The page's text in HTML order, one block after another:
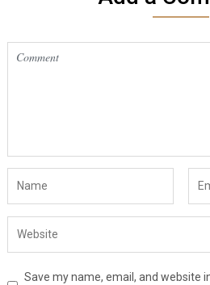
Save my name, email, and website